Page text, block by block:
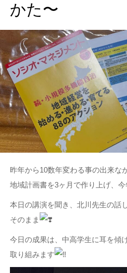
かた〜
昨年から10数年変わる事の出来な
地域計画書を3ヶ月で作り上げ、
本日の講演を聞き、北川先生の話
そのまま
今日の成果は、中高学生に耳を傾
取り組みます